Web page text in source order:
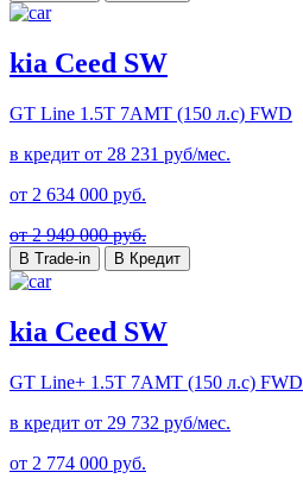
kia Ceed SW
GT Line 1.5T 7AMT (150 л.с) FWD
в кредит от 28 231 руб/мес.
от 2 634 000 руб.
от 2 949 000 руб.
В Trade-in В Кредит
kia Ceed SW
GT Line+ 1.5T 7AMT (150 л.с) FWD
в кредит от 29 732 руб/мес.
от 2 774 000 руб.